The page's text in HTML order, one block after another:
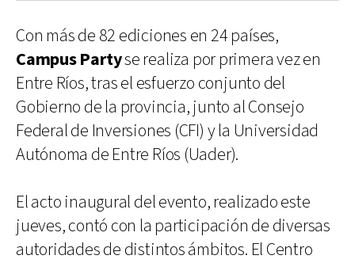
Con más de 82 ediciones en 24 países,
Campus Partyse realiza por primera vez en
Entre Ríos, tras el esfuerzo conjunto del
Gobierno de la provincia, junto al Consejo
Federal de Inversiones (CFI) y la Universidad
Autónoma de Entre Ríos (Uader).
El acto inaugural del evento, realizado este
jueves, contó con la participación de diversas
autoridades de distintos ámbitos. El Centro